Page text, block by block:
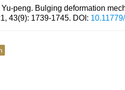
peng. Bulging deformation
43(9): 1739-1745. DOI: